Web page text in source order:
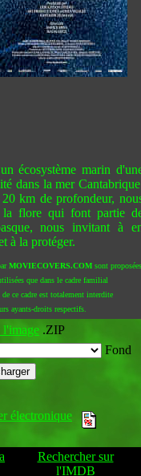
écosystème marin
dans la mer
km de profondeur,
la flore qui font partie
nous invitant à
à la protéger.
MOVIECOVERS.COMsont proposées
que dans le cadre familial
ce cadre est totalement interdite
ayants-droits respectifs.
l'image .ZIP
Fond
électronique
Rechercher sur
l'IMDB